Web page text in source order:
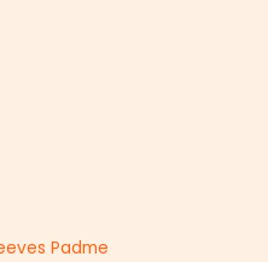
Padme